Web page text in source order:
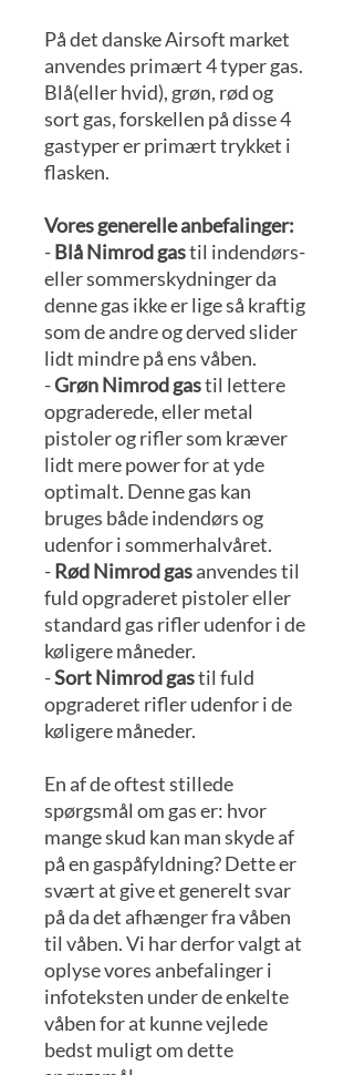
På det danske Airsoft market
anvendes primært 4 typer gas.
Blå(eller hvid), grøn, rød og
sort gas, forskellen på disse 4
gastyper er primært trykket i
flasken.
Vores generelle anbefalinger:
-Blå Nimrod gastil indendørs-
eller sommerskydninger da
denne gas ikke er lige så kraftig
som de andre og derved slider
lidt mindre på ens våben.
-Grøn Nimrod gastil lettere
opgraderede, eller metal
pistoler og rifler som kræver
lidt mere power for at yde
optimalt. Denne gas kan
bruges både indendørs og
udenfor i sommerhalvåret.
-Rød Nimrod gasanvendes til
fuld opgraderet pistoler eller
standard gas rifler udenfor i de
køligere måneder.
-Sort Nimrod gastil fuld
opgraderet rifler udenfor i de
køligere måneder.
En af de oftest stillede
spørgsmål om gas er: hvor
mange skud kan man skyde af
på en gaspåfyldning? Dette er
svært at give et generelt svar
på da det afhænger fra våben
til våben. Vi har derfor valgt at
oplyse vores anbefalinger i
infoteksten under de enkelte
våben for at kunne vejlede
bedst muligt om dette